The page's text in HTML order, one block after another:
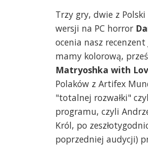
Trzy gry, dwie z
wersji na PC horror
ocenia nasz
mamy kolorową,
Matryoshka with
Polaków z Artifex
"totalnej rozwałki"
programu, czyli
Król, po
poprzedniej audycji)